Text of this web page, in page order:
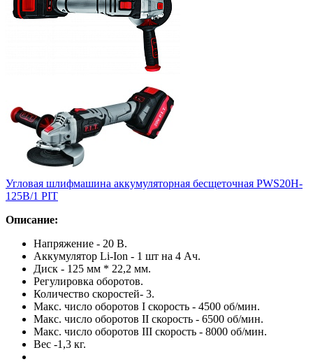
Угловая шлифмашина аккумуляторная бесщеточная PWS20H-
125B/1 PIT
Описание:
Напряжение - 20 В.
Аккумулятор Li-Ion - 1 шт на 4 Ач.
Диск - 125 мм * 22,2 мм.
Регулировка оборотов.
Количество скоростей- 3.
Макс. число оборотов I скорость - 4500 об/мин.
Макс. число оборотов II скорость - 6500 об/мин.
Макс. число оборотов III скорость - 8000 об/мин.
Вес -1,3 кг.